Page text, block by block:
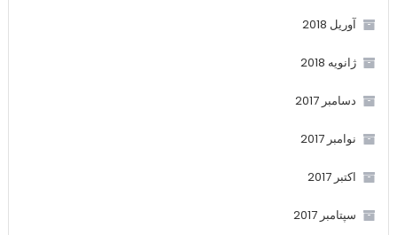
آوریل 2018
ژانویه 2018
دسامبر 2017
نوامبر 2017
اکتبر 2017
سپتامبر 2017